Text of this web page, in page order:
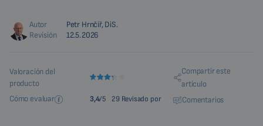
Autor
Petr Hrnčíř, DiS.
Revisión
12.5.2026
Valoración del
producto
Cómo evaluar
3,4/5 29 Revisado por
Compartir este
artículo
Comentarios